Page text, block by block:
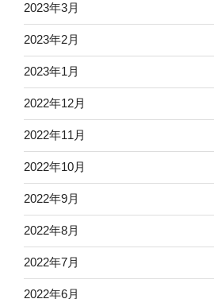
2023年3月
2023年2月
2023年1月
2022年12月
2022年11月
2022年10月
2022年9月
2022年8月
2022年7月
2022年6月